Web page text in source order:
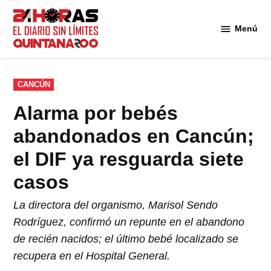
Saltar
contenido
Menú
PUBLICADO
EN
CANCÚN
Alarma por bebés
abandonados en Cancún;
el DIF ya resguarda siete
casos
La directora del organismo, Marisol Sendo
Rodríguez, confirmó un repunte en el abandono
de recién nacidos; el último bebé localizado se
recupera en el Hospital General.